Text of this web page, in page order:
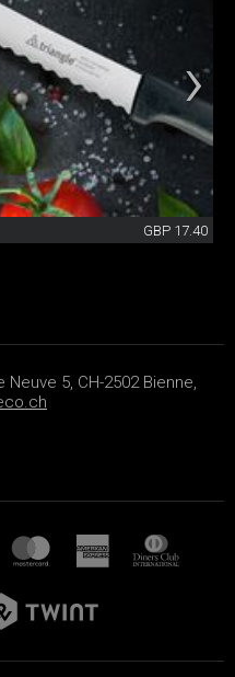
GBP 17.40
5, CH-2502 Bienne,